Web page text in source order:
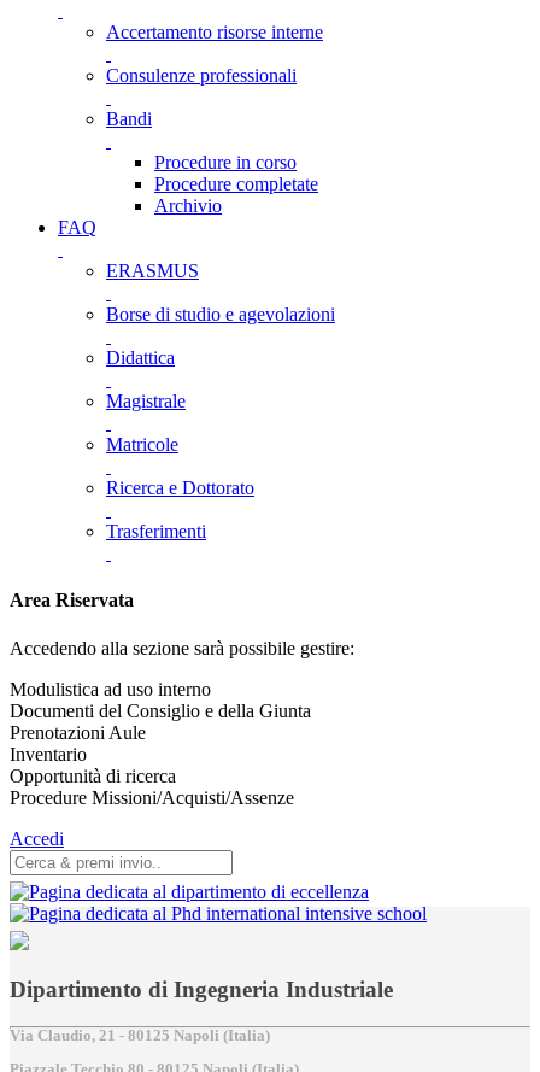
Accertamento risorse interne
Consulenze professionali
Bandi
Procedure in corso
Procedure completate
Archivio
FAQ
ERASMUS
Borse di studio e agevolazioni
Didattica
Magistrale
Matricole
Ricerca e Dottorato
Trasferimenti
Area Riservata
Accedendo alla sezione sarà possibile gestire:
Modulistica ad uso interno
Documenti del Consiglio e della Giunta
Prenotazioni Aule
Inventario
Opportunità di ricerca
Procedure Missioni/Acquisti/Assenze
Accedi
Dipartimento di Ingegneria Industriale
Via Claudio, 21 - 80125 Napoli (Italia)